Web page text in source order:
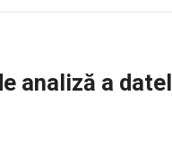
analiză a